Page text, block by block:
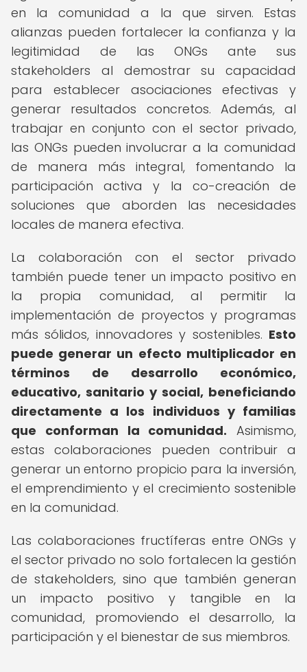
en la comunidad a la que sirven. Estas
alianzas pueden fortalecer la confianza y la
legitimidad de las ONGs ante sus
stakeholders al demostrar su capacidad
para establecer asociaciones efectivas y
generar resultados concretos. Además, al
trabajar en conjunto con el sector privado,
las ONGs pueden involucrar a la comunidad
de manera más integral, fomentando la
participación activa y la co-creación de
soluciones que aborden las necesidades
locales de manera efectiva.
La colaboración con el sector privado
también puede tener un impacto positivo en
la propia comunidad, al permitir la
implementación de proyectos y programas
más sólidos, innovadores y sostenibles. Esto
puede generar un efecto multiplicador en
términos de desarrollo económico,
educativo, sanitario y social, beneficiando
directamente a los individuos y familias
que conforman la comunidad. Asimismo,
estas colaboraciones pueden contribuir a
generar un entorno propicio para la inversión,
el emprendimiento y el crecimiento sostenible
en la comunidad.
Las colaboraciones fructíferas entre ONGs y
el sector privado no solo fortalecen la gestión
de stakeholders, sino que también generan
un impacto positivo y tangible en la
comunidad, promoviendo el desarrollo, la
participación y el bienestar de sus miembros.